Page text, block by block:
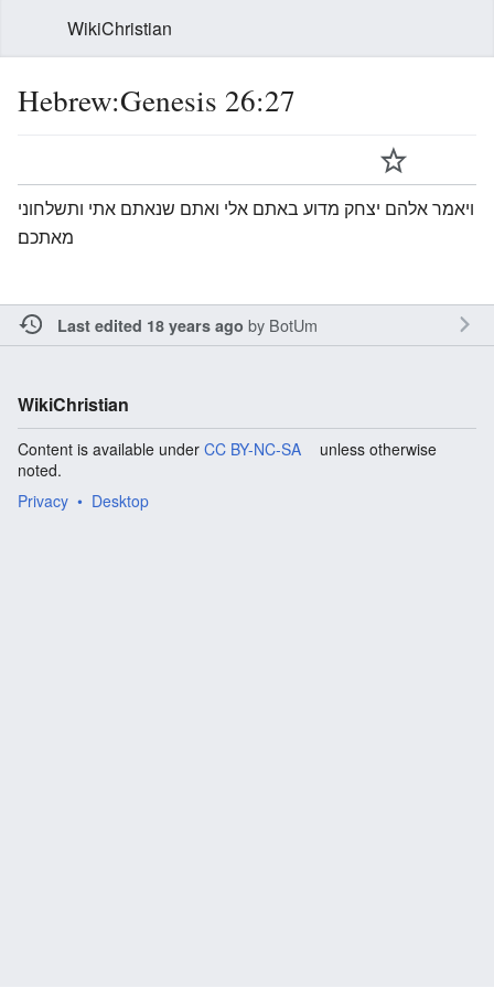
WikiChristian
Hebrew:Genesis 26:27
ויאמר אלהם יצחק מדוע באתם אלי ואתם שנאתם אתי ותשלחוני
מאתכם׃
Last edited 18 years ago by BotUm
WikiChristian
Content is available under CC BY-NC-SA
unless otherwise
noted.
Privacy
Desktop